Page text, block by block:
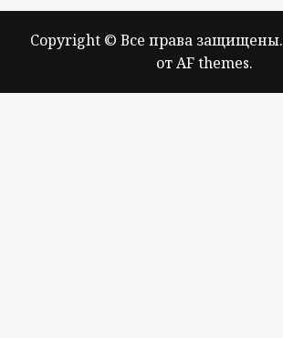
Copyright © Все права защищены.
от AF themes.